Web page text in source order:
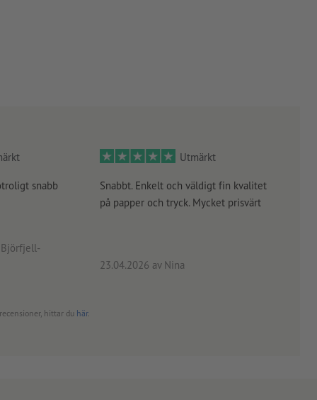
snabb
Björfjell-
Utmärkt
Snabbt. Enkelt och väldigt fin kvalitet
på papper och tryck. Mycket prisvärt
23.04.2026 av Nina
hittar du här.